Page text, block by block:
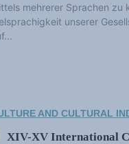
mehrerer Sprachen zu
unserer
AND CULTURAL
XIV-XV International